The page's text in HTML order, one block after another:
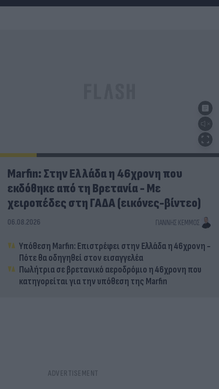
Marfin: Στην Ελλάδα η 46χρονη που
εκδόθηκε από τη Βρετανία - Με
χειροπέδες στη ΓΑΔΑ (εικόνες-βίντεο)
06.08.2026 ΓΙΆΝΝΗΣ ΚΈΜΜΟΣ
Υπόθεση Marfin: Επιστρέφει στην Ελλάδα η 46χρονη -
Πότε θα οδηγηθεί στον εισαγγελέα
Πωλήτρια σε βρετανικό αεροδρόμιο η 46χρονη που
κατηγορείται για την υπόθεση της Marfin